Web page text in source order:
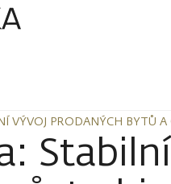
VÝVOJ PRODANÝCH BYTŮ A
VÝVOJ PRODANÝCH BYTŮ